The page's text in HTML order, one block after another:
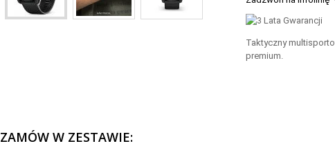
Taktyczny
premium.
ZAMÓW W ZESTAWIE: